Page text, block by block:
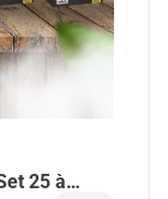
25 à